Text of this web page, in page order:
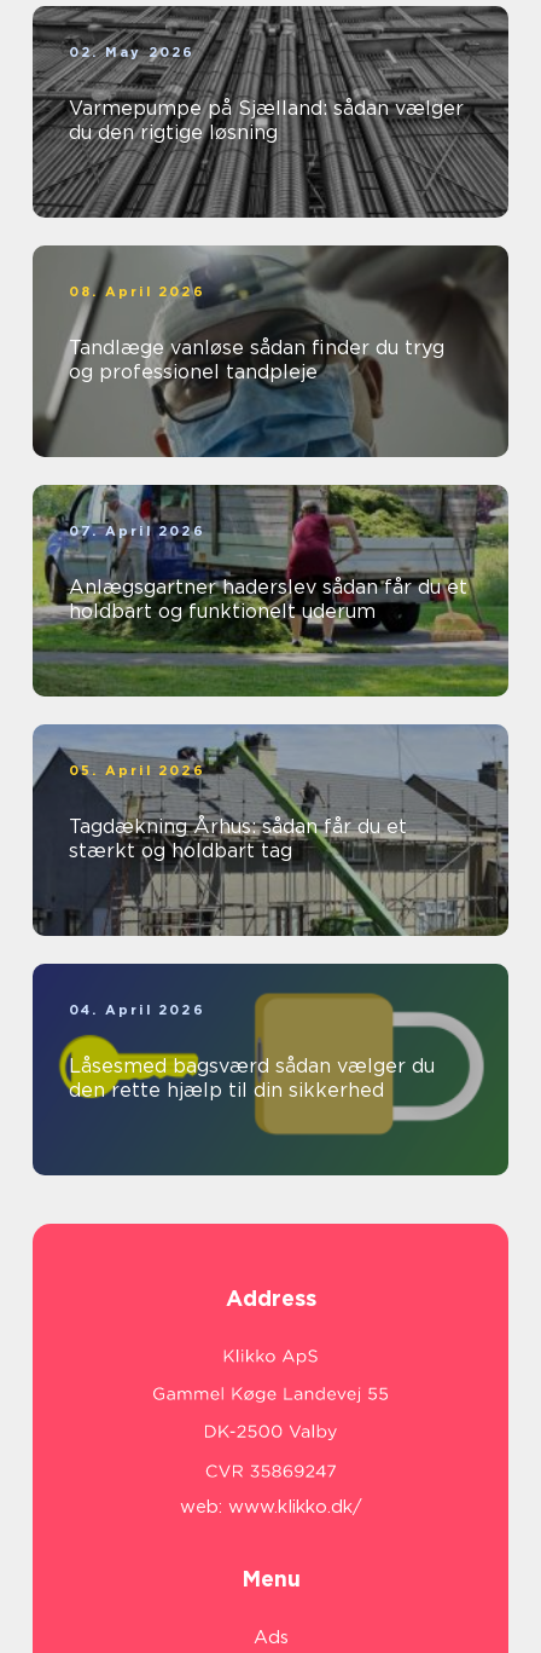
02. May 2026
Varmepumpe på Sjælland: sådan vælger
du den rigtige løsning
08. April 2026
Tandlæge vanløse sådan finder du tryg
og professionel tandpleje
07. April 2026
Anlægsgartner haderslev sådan får du et
holdbart og funktionelt uderum
05. April 2026
Tagdækning Århus: sådan får du et
stærkt og holdbart tag
04. April 2026
Låsesmed bagsværd sådan vælger du
den rette hjælp til din sikkerhed
Address
web: www.klikko.dk/
Menu
Ads